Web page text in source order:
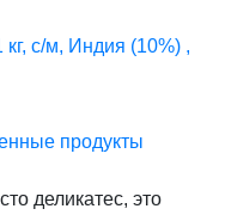
с/м, Индия (10%) ,
продукты
деликатес, это